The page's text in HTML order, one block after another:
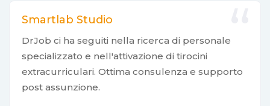
Smartlab Studio
DrJob ci ha seguiti nella ricerca di personale
specializzato e nell'attivazione di tirocini
extracurriculari. Ottima consulenza e supporto
post assunzione.